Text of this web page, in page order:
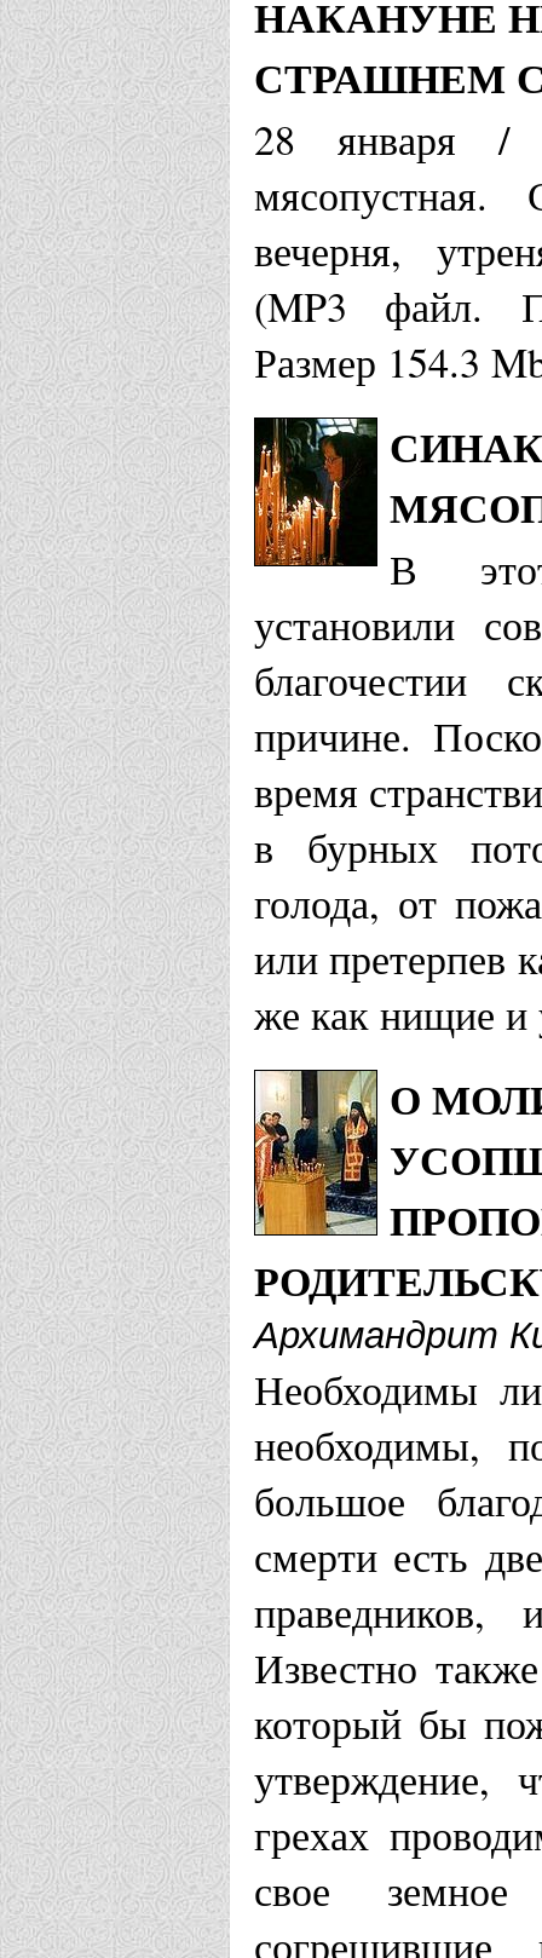
НАКАНУНЕ
СТРАШНЕМ
28 января /
мясопустная.
вечерня,
(MP3 файл.
Размер 154.3
В
установили
благочестии
причине.
время
в бурных
голода, от
или претерпев
же как нищие и
О
Архимандрит
Необходимы
необходимы,
большое
смерти есть
праведников,
Известно
который бы
утверждение,
грехах
свое
согрешившие